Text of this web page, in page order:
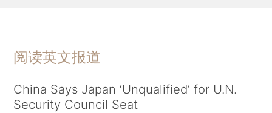
阅读英文报道
China Says Japan ‘Unqualified’ for U.N.
Security Council Seat